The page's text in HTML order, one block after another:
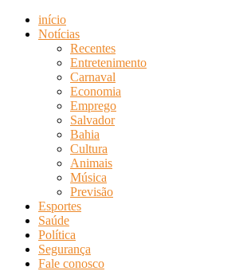
início
Notícias
Recentes
Entretenimento
Carnaval
Economia
Emprego
Salvador
Bahia
Cultura
Animais
Música
Previsão
Esportes
Saúde
Política
Segurança
Fale conosco